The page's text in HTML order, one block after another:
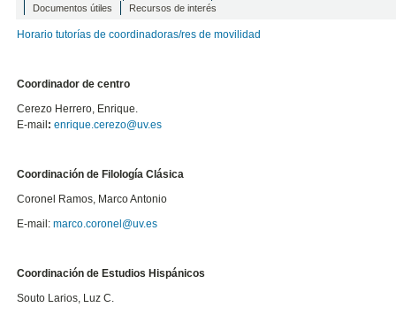
Documentos útiles
Recursos de interés
Horario tutorías de coordinadoras/res de movilidad
Coordinador de centro
Cerezo Herrero, Enrique.
E-mail : enrique.cerezo@uv.es
Coordinaciónde Filología Clásica
Coronel Ramos, Marco Antonio
E-mail:marco.coronel@uv.es
Coordinación de Estudios Hispánicos
Souto Larios, Luz C.